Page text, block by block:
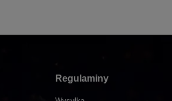
Regulaminy